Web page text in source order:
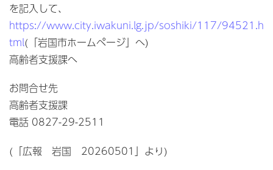
を記入して、
https://www.city.iwakuni.lg.jp/soshiki/117/94521.h
tml(「岩国市ホームページ」へ)
高齢者支援課へ
お問合せ先
高齢者支援課
電話 0827-29-2511
(「広報 岩国 20260501」より)